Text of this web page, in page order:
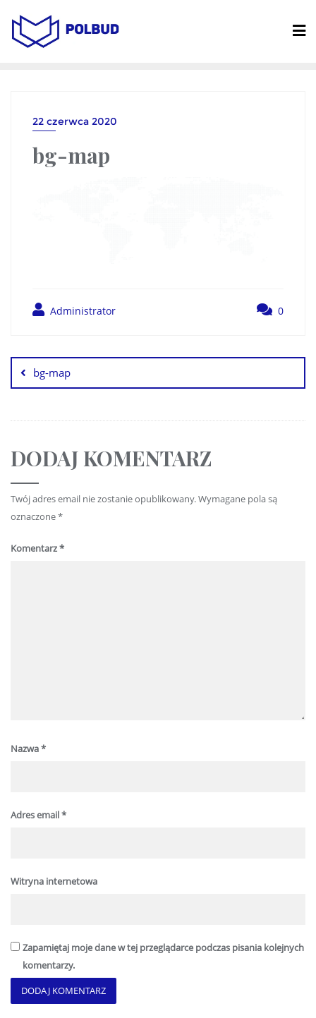
22 czerwca 2020
bg-map
Administrator 0
bg-map
DODAJ KOMENTARZ
Twój adres email nie zostanie opublikowany.Wymagane pola są
oznaczone*
Komentarz*
Nazwa*
Adres email*
Witryna internetowa
Zapamiętaj moje dane w tej przeglądarce podczas pisania kolejnych
komentarzy.